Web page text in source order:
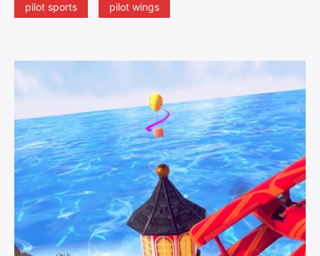
pilot sports pilot wings